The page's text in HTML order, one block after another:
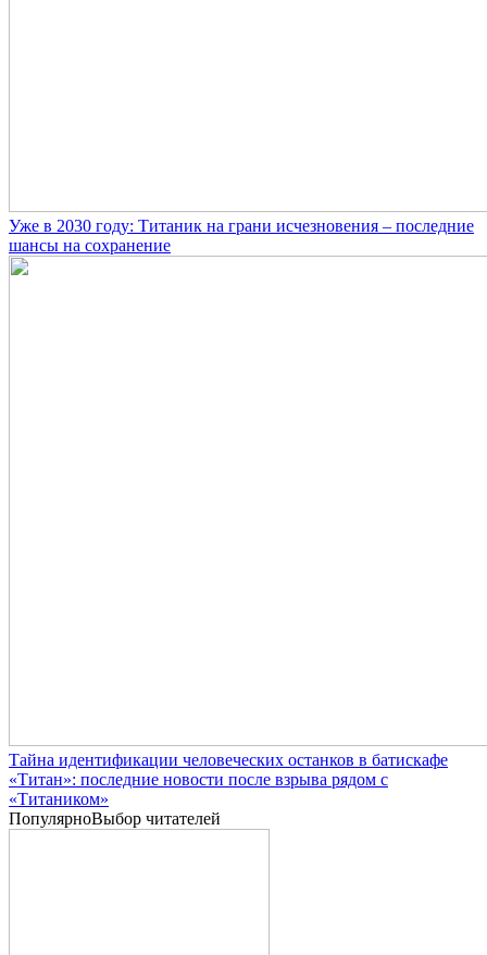
Уже в 2030 году: Титаник на грани исчезновения – последние
шансы на сохранение
Тайна идентификации человеческих останков в батискафе
«Титан»: последние новости после взрыва рядом с
«Титаником»
ПопулярноВыбор читателей